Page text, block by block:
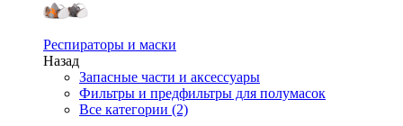
Респираторы и маски
Назад
Запасные части и аксессуары
Фильтры и предфильтры для полумасок
Все категории (2)